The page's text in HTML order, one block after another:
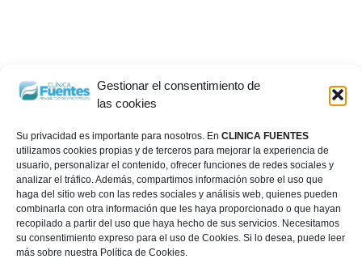
Gestionar el consentimiento de
las cookies
Su privacidad es importante para nosotros. En CLINICA FUENTES
utilizamos cookies propias y de terceros para mejorar la experiencia de
usuario, personalizar el contenido, ofrecer funciones de redes sociales y
analizar el tráfico. Además, compartimos información sobre el uso que
haga del sitio web con las redes sociales y análisis web, quienes pueden
combinarla con otra información que les haya proporcionado o que hayan
recopilado a partir del uso que haya hecho de sus servicios. Necesitamos
su consentimiento expreso para el uso de Cookies. Si lo desea, puede leer
más sobre nuestra Política de Cookies.